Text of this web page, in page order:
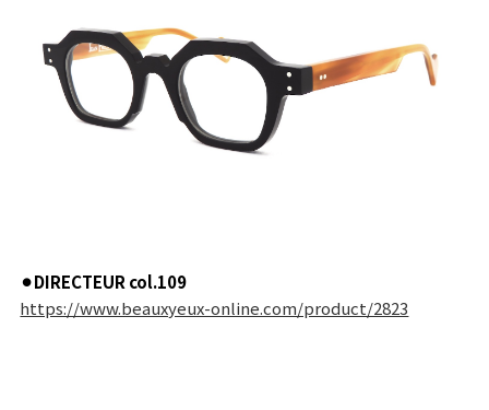
⚫︎DIRECTEUR col.109
https://www.beauxyeux-online.com/product/2823